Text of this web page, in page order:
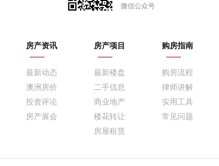
微信公众号
房产资讯
最新动态
澳洲房价
投资评论
房产展会
房产项目
最新楼盘
二手信息
商业地产
楼花转让
房屋租赁
购房指南
购房流程
律师讲解
实用工具
常见问题